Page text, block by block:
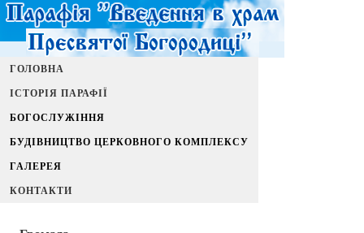
ГОЛОВНА
ІСТОРІЯ ПАРАФІЇ
БОГОСЛУЖІННЯ
БУДІВНИЦТВО ЦЕРКОВНОГО КОМПЛЕКСУ
ГАЛЕРЕЯ
КОНТАКТИ